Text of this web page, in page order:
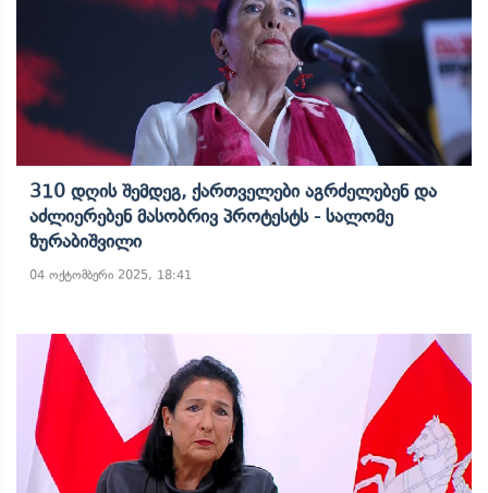
310 Დღის Შემდეგ, Ქართველები Აგრძელებენ Და
Აძლიერებენ Მასობრივ Პროტესტს - Სალომე
Ზურაბიშვილი
04 ოქტომბერი 2025, 18:41